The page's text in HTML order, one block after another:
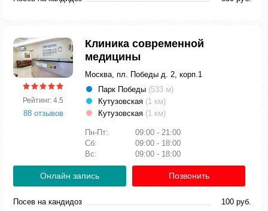
Рейтинг: 4.5
88 отзывов
Клиника современной
медицины
Москва, пл. Победы д. 2, корп.1
Парк Победы (533 м)
Кутузовская (1 км)
Кутузовская (1 км)
Пн-Пт:
09:00 - 21:00
Сб:
09:00 - 18:00
Вс:
09:00 - 18:00
Онлайн запись Позвонить
Посев на кандидоз 100 руб.